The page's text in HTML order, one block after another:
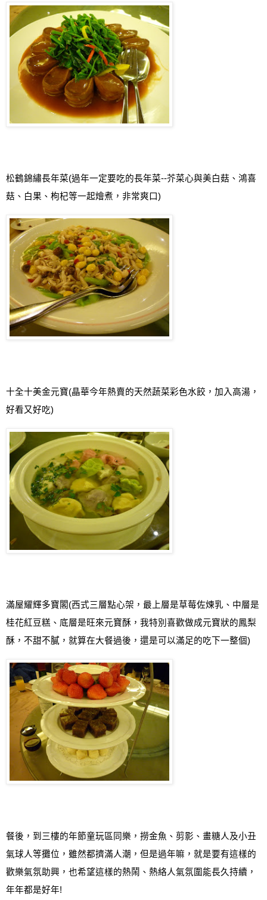
松鶴錦繡長年菜(過年一定要吃的長年菜--芥菜心與美白菇 、 鴻喜
菇 、 白果 、 枸杞等一起燴煮 ， 非常爽口)
十全十美金元寶(晶華今年熱賣的天然蔬菜彩色水餃，加入高湯，
好看又好吃)
滿屋耀輝多寶閣(西式三層點心架，最上層是草莓佐煉乳、中層是
桂花紅豆糕、底層是旺來元寶酥，我特別喜歡做成元寶狀的鳳梨
酥，不甜不膩，就算在大餐過後，還是可以滿足的吃下一整個)
餐後，到三樓的年節童玩區同樂，撈金魚、剪影、畫糖人及小丑
氣球人等攤位，雖然都擠滿人潮，但是過年嘛，就是要有這樣的
歡樂氣氛助興，也希望這樣的熱鬧、熱絡人氣氛圍能長久持續，
年年都是好年!